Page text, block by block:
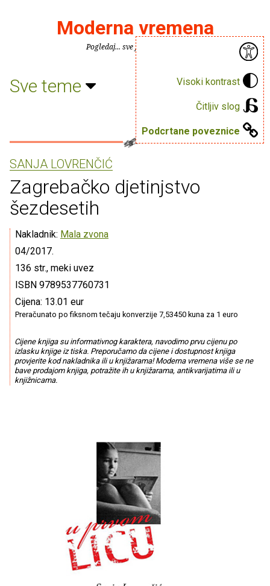
Visoki kontrast
Čitljiv slog
Podcrtane poveznice
Moderna vremena
Pogledaj... sve je puno knjiga.
Sve teme
SANJA LOVRENČIĆ
Zagrebačko djetinjstvo
šezdesetih
Nakladnik: Mala zvona
04/2017.
136 str., meki uvez
ISBN 9789537760731
Cijena: 13.01 eur
Preračunato po fiksnom tečaju konverzije 7,53450 kuna za 1 euro
Cijene knjiga su informativnog karaktera, navodimo prvu cijenu po
izlasku knjige iz tiska. Preporučamo da cijene i dostupnost knjiga
provjerite kod nakladnika ili u knjižarama! Moderna vremena više se ne
bave prodajom knjiga, potražite ih u knjižarama, antikvarijatima ili u
knjižnicama.